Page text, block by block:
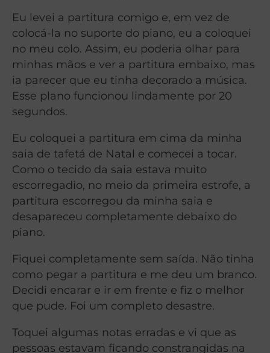
Eu levei a partitura comigo e, em vez de
colocá-la no suporte do piano, eu a coloquei
no meu colo. Assim, eu poderia olhar para
minhas mãos e ver a partitura embaixo, mas
ia parecer que eu tinha decorado a música.
Esse plano funcionou lindamente por 20
segundos.
Eu coloquei a partitura em cima da minha
saia de tafetá de Natal e comecei a tocar.
Como o tecido da saia estava muito
escorregadio, no meio da primeira estrofe, a
partitura escorregou da minha saia e
desapareceu completamente debaixo do
piano.
Fiquei completamente sem saída. Não tinha
como pegar a partitura e me deu um branco.
Decidi encarar e ir em frente e fiz o melhor
que pude. Foi um completo desastre.
Toquei algumas notas erradas e vi que as
pessoas estavam ficando constrangidas na